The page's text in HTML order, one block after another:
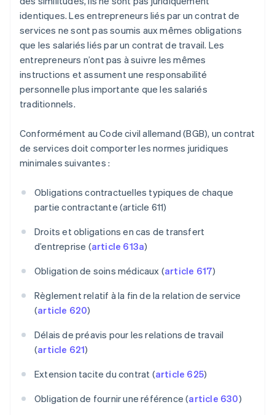
identiques. Les entrepreneurs liés par un contrat de
services ne sont pas soumis aux mêmes obligations
que les salariés liés par un contrat de travail. Les
entrepreneurs n’ont pas à suivre les mêmes
instructions et assument une responsabilité
personnelle plus importante que les salariés
traditionnels.
Conformément au Code civil allemand (BGB), un contrat
de services doit comporter les normes juridiques
minimales suivantes :
Obligations contractuelles typiques de chaque
partie contractante (article 611)
Droits et obligations en cas de transfert
d’entreprise (article 613a)
Obligation de soins médicaux (article 617)
Règlement relatif à la fin de la relation de service
(article 620)
Délais de préavis pour les relations de travail
(article 621)
Extension tacite du contrat (article 625)
Obligation de fournir une référence (article 630)